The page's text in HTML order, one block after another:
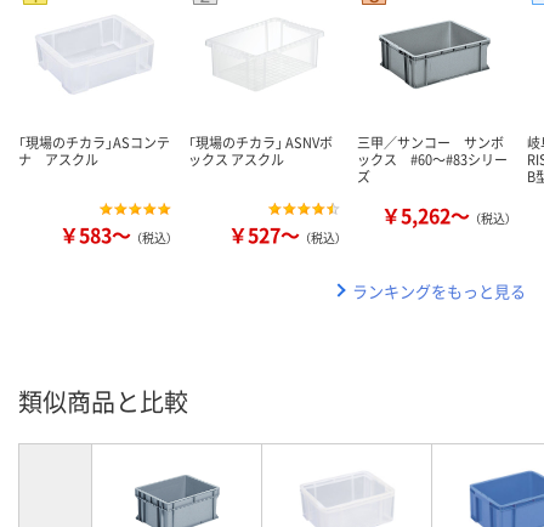
「現場のチカラ」ASコンテ
ナ アスクル
￥583～ （税込）
「現場のチカラ」 ASNVボ
ックス アスクル
￥527～ （税込）
三甲／サンコー サンボ
ックス #60～#83シリー
ズ
￥5,262～ （税込）
岐
B
ランキングをもっと見る
類似商品と比較